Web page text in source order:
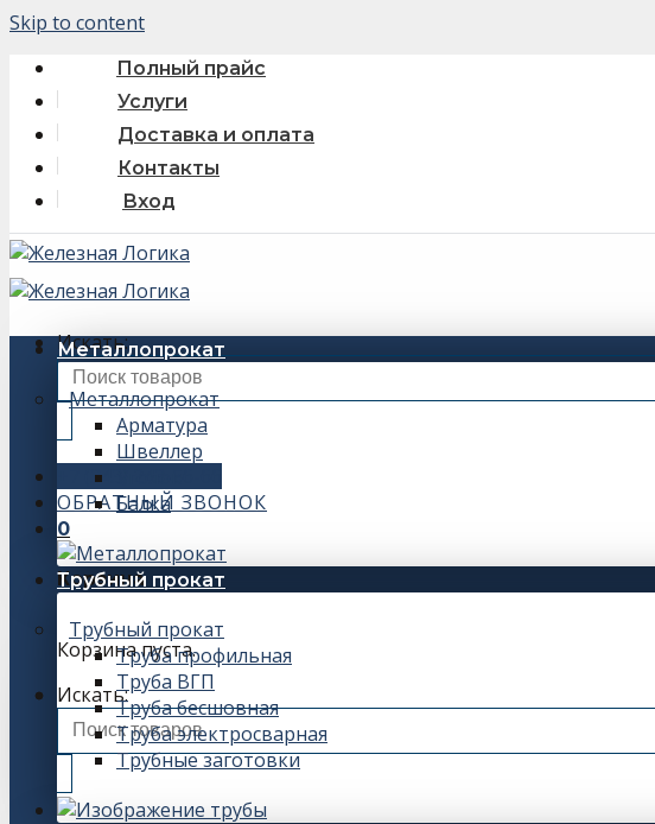
Skip to content
Полный прайс
Услуги
Доставка и оплата
Контакты
Вход
Искать:
+7 (343) 243-56-66
ОБРАТНЫЙ ЗВОНОК
0
Корзина
Корзина пуста.
Искать:
Металлопрокат
Металлопрокат
Арматура
Швеллер
Балка
Трубный прокат
Трубный прокат
Труба профильная
Труба ВГП
Труба бесшовная
Труба электросварная
Трубные заготовки